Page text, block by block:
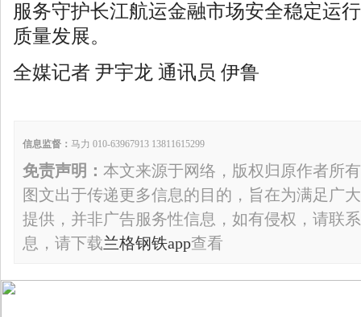
服务守护长江航运金融市场安全稳定运
质量发展。
全媒记者 尹宇龙 通讯员 伊鲁
信息监督： 马力 010-63967913 13811615299
免责声明： 本文来源于网络，版权归原作者所
图文出于传递更多信息的目的，旨在为满足广
提供，并非广告服务性信息，如有侵权，请联
息，请下载兰格钢铁app查看